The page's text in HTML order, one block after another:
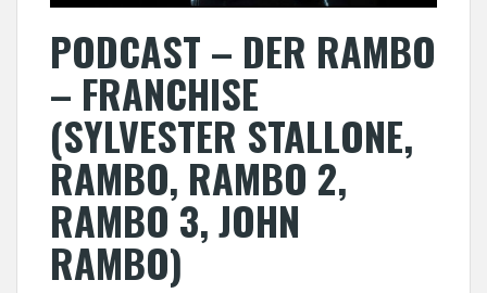
PODCAST – DER RAMBO
– FRANCHISE
(SYLVESTER STALLONE,
RAMBO, RAMBO 2,
RAMBO 3, JOHN
RAMBO)